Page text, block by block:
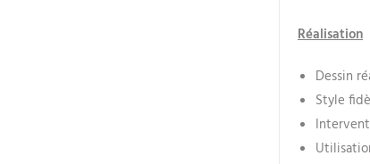
Réalisation
Dessin
Style